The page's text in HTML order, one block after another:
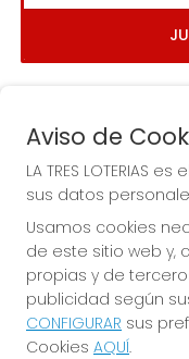
¡La Tres
Aviso de
LA TRES LOTERIAS
sus datos
Usamos cookies
de este sitio web y,
propias y de
publicidad según
CONFIGURAR sus
Cookies AQUÍ.